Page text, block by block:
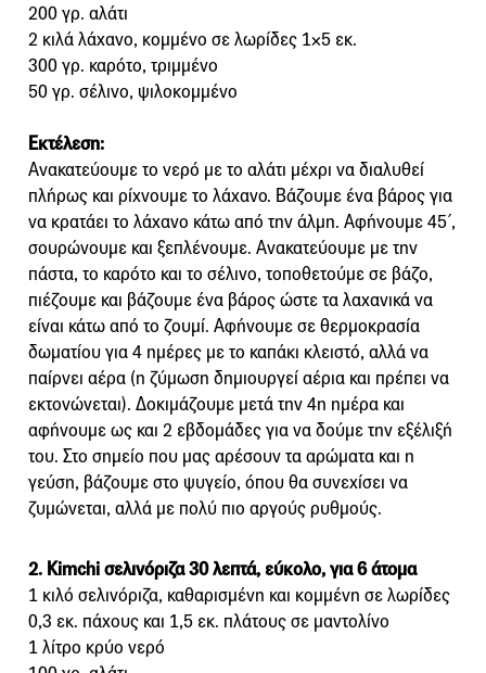
200 γρ. αλάτι
2 κιλά λάχανο, κομμένο σε λωρίδες 1×5 εκ.
300 γρ. καρότο, τριμμένο
50 γρ. σέλινο, ψιλοκομμένο
Εκτέλεση:
Ανακατεύουμε το νερό με το αλάτι μέχρι να διαλυθεί
πλήρως και ρίχνουμε το λάχανο. Βάζουμε ένα βάρος για
να κρατάει το λάχανο κάτω από την άλμη. Αφήνουμε 45΄,
σουρώνουμε και ξεπλένουμε. Ανακατεύουμε με την
πάστα, το καρότο και το σέλινο, τοποθετούμε σε βάζο,
πιέζουμε και βάζουμε ένα βάρος ώστε τα λαχανικά να
είναι κάτω από το ζουμί. Αφήνουμε σε θερμοκρασία
δωματίου για 4 ημέρες με το καπάκι κλειστό, αλλά να
παίρνει αέρα (η ζύμωση δημιουργεί αέρια και πρέπει να
εκτονώνεται). Δοκιμάζουμε μετά την 4η ημέρα και
αφήνουμε ως και 2 εβδομάδες για να δούμε την εξέλιξή
του. Στο σημείο που μας αρέσουν τα αρώματα και η
γεύση, βάζουμε στο ψυγείο, όπου θα συνεχίσει να
ζυμώνεται, αλλά με πολύ πιο αργούς ρυθμούς.
2. Kimchi σελινόριζα 30 λεπτά, εύκολο, για 6 άτομα
1 κιλό σελινόριζα, καθαρισμένη και κομμένη σε λωρίδες
0,3 εκ. πάχους και 1,5 εκ. πλάτους σε μαντολίνο
1 λίτρο κρύο νερό